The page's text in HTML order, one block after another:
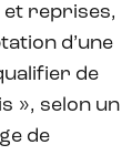
et reprises,
d’une
de
», selon un
de